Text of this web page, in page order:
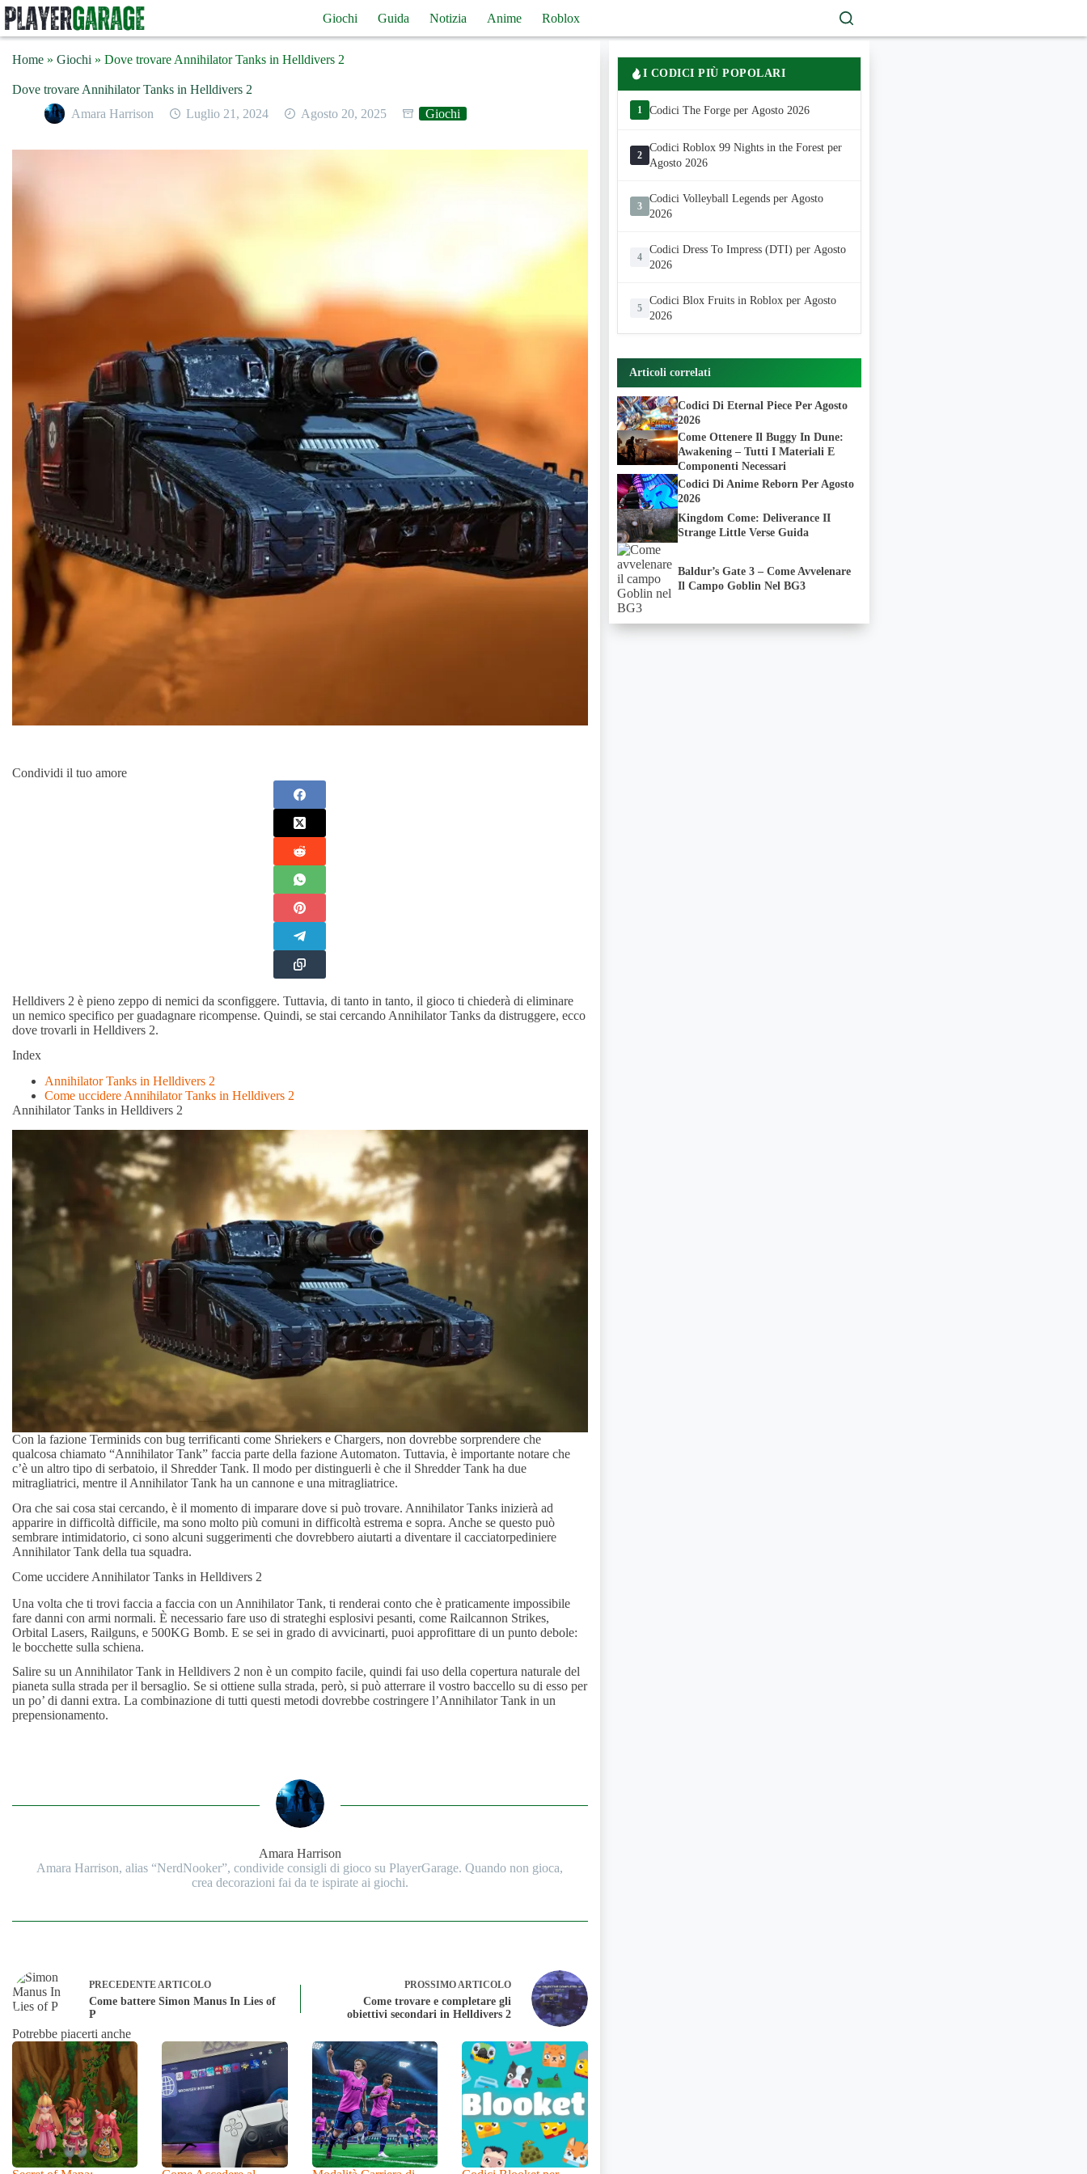
Salta
al
contenuto
Giochi Guida Notizia Anime Roblox
Home » Giochi » Dove trovare Annihilator Tanks in Helldivers 2
Dove trovare Annihilator Tanks in Helldivers 2
Amara Harrison
Luglio 21, 2024 Agosto 20, 2025 Giochi
Condividi il tuo amore
Helldivers 2 è pieno zeppo di nemici da sconfiggere. Tuttavia, di tanto in tanto, il gioco ti chiederà di eliminare
un nemico specifico per guadagnare ricompense. Quindi, se stai cercando Annihilator Tanks da distruggere, ecco
dove trovarli in Helldivers 2.
Index
Annihilator Tanks in Helldivers 2
Come uccidere Annihilator Tanks in Helldivers 2
Annihilator Tanks in Helldivers 2
Con la fazione Terminids con bug terrificanti come Shriekers e Chargers, non dovrebbe sorprendere che
qualcosa chiamato “Annihilator Tank” faccia parte della fazione Automaton. Tuttavia, è importante notare che
c’è un altro tipo di serbatoio, il Shredder Tank. Il modo per distinguerli è che il Shredder Tank ha due
mitragliatrici, mentre il Annihilator Tank ha un cannone e una mitragliatrice.
Ora che sai cosa stai cercando, è il momento di imparare dove si può trovare. Annihilator Tanks inizierà ad
apparire in difficoltà difficile, ma sono molto più comuni in difficoltà estrema e sopra. Anche se questo può
sembrare intimidatorio, ci sono alcuni suggerimenti che dovrebbero aiutarti a diventare il cacciatorpediniere
Annihilator Tank della tua squadra.
Come uccidere Annihilator Tanks in Helldivers 2
Una volta che ti trovi faccia a faccia con un Annihilator Tank, ti renderai conto che è praticamente impossibile
fare danni con armi normali. È necessario fare uso di strateghi esplosivi pesanti, come Railcannon Strikes,
Orbital Lasers, Railguns, e 500KG Bomb. E se sei in grado di avvicinarti, puoi approfittare di un punto debole:
le bocchette sulla schiena.
Salire su un Annihilator Tank in Helldivers 2 non è un compito facile, quindi fai uso della copertura naturale del
pianeta sulla strada per il bersaglio. Se si ottiene sulla strada, però, si può atterrare il vostro baccello su di esso per
un po’ di danni extra. La combinazione di tutti questi metodi dovrebbe costringere l’Annihilator Tank in un
prepensionamento.
Amara Harrison
Amara Harrison, alias “NerdNooker”, condivide consigli di gioco su PlayerGarage. Quando non gioca,
crea decorazioni fai da te ispirate ai giochi.
PRECEDENTE ARTICOLO
Come battere Simon Manus In Lies of
P
PROSSIMO ARTICOLO
Come trovare e completare gli
obiettivi secondari in Helldivers 2
Potrebbe piacerti anche
I CODICI PIÙ POPOLARI
1 Codici The Forge per Agosto 2026
2
Codici Roblox 99 Nights in the Forest per
Agosto 2026
3
Codici Volleyball Legends per Agosto
2026
4
Codici Dress To Impress (DTI) per Agosto
2026
5
Codici Blox Fruits in Roblox per Agosto
2026
Articoli correlati
Codici Di Eternal Piece Per Agosto
2026
Come Ottenere Il Buggy In Dune:
Awakening – Tutti I Materiali E
Componenti Necessari
Codici Di Anime Reborn Per Agosto
2026
Kingdom Come: Deliverance II
Strange Little Verse Guida
Baldur’s Gate 3 – Come Avvelenare
Il Campo Goblin Nel BG3